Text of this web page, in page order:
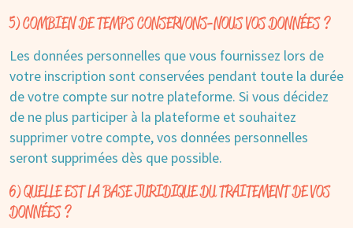
5) COMBIEN DE TEMPS CONSERVONS-NOUS VOS DONNÉES ?
Les données personnelles que vous fournissez lors de
votre inscription sont conservées pendant toute la durée
de votre compte sur notre plateforme. Si vous décidez
de ne plus participer à la plateforme et souhaitez
supprimer votre compte, vos données personnelles
seront supprimées dès que possible.
6) QUELLE EST LA BASE JURIDIQUE DU TRAITEMENT DE VOS
DONNÉES ?